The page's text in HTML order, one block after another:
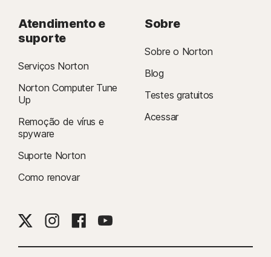
Atendimento e
suporte
Serviços Norton
Norton Computer Tune
Up
Remoção de vírus e
spyware
Suporte Norton
Como renovar
Sobre
Sobre o Norton
Blog
Testes gratuitos
Acessar